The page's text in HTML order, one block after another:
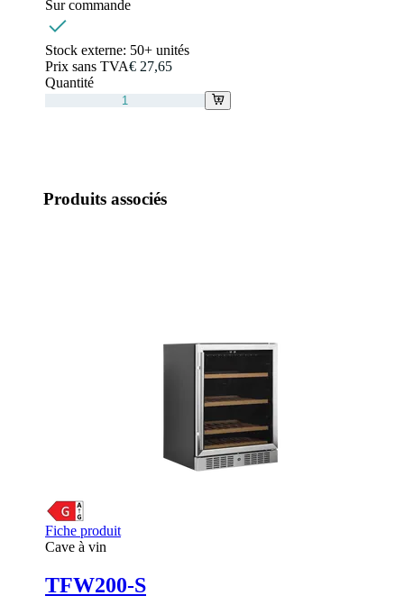
Sur commande
Stock externe: 50+ unités
Prix sans TVA€ 27,65
Quantité
Produits associés
Fiche produit
Cave à vin
TFW200-S